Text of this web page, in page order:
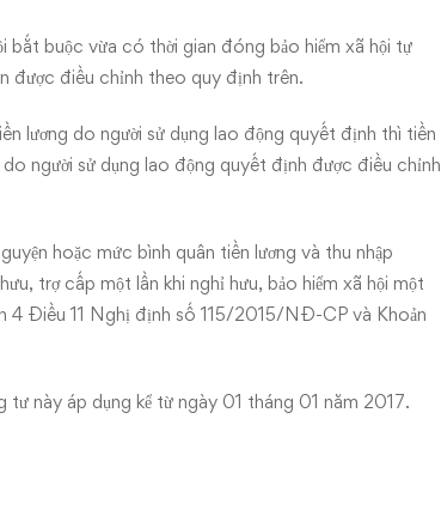
buộc vừa có thời gian đóng bảo hiểm xã hội tự
được điều chỉnh theo quy định trên.
lương do người sử dụng lao động quyết định thì tiền
người sử dụng lao động quyết định được điều chỉnh
hoặc mức bình quân tiền lương và thu nhập
trợ cấp một lần khi nghỉ hưu, bảo hiểm xã hội một
4 Điều 11 Nghị định số 115/2015/NĐ-CP và Khoản
này áp dụng kể từ ngày 01 tháng 01 năm 2017.